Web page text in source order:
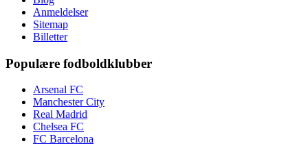
Anmeldelser
Sitemap
Billetter
Populære fodboldklubber
Arsenal FC
Manchester City
Real Madrid
Chelsea FC
FC Barcelona